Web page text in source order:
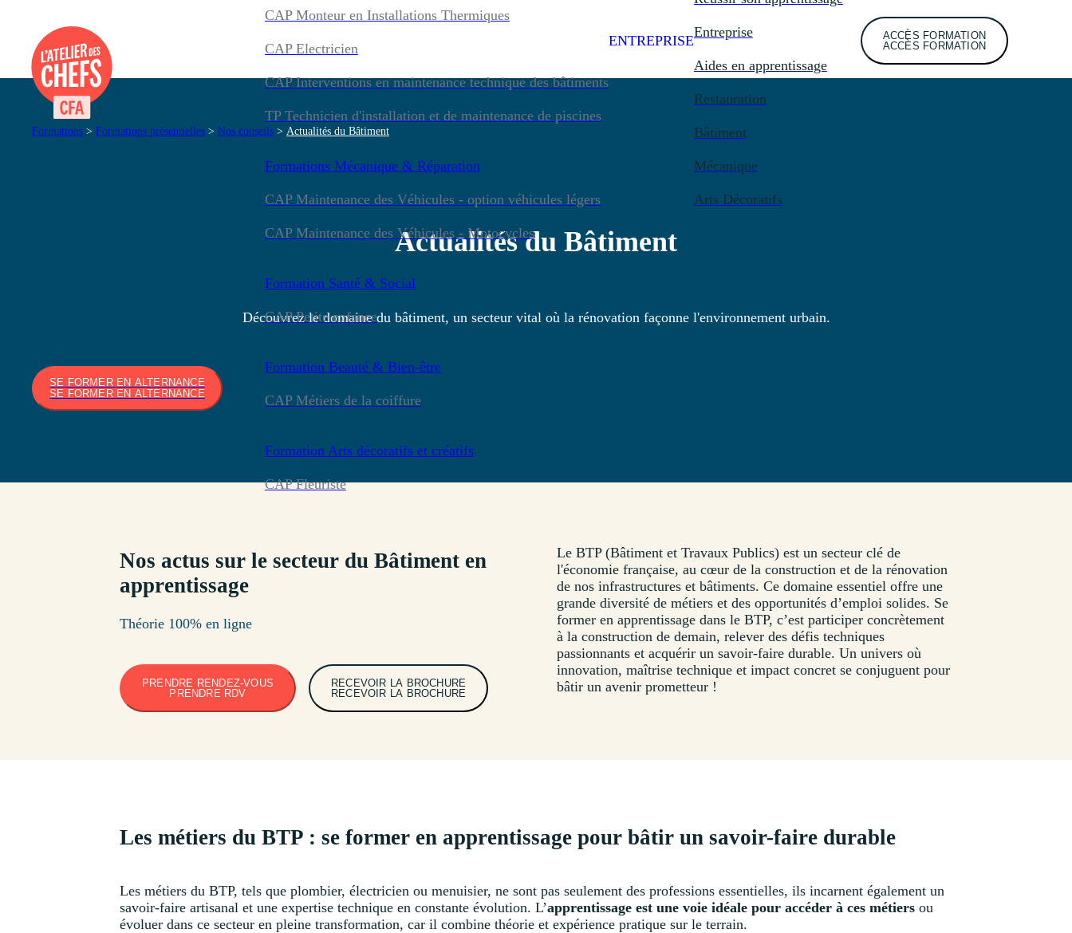
CAP Monteur en Installations Thermiques
CAP Electricien
CAP Interventions en maintenance technique des bâtiments
TP Technicien d'installation et de maintenance de piscines
Formations Mécanique & Réparation
CAP Maintenance des Véhicules - option véhicules légers
CAP Maintenance des Véhicules - Motocycles
Formation Santé & Social
CAP Petite enfance
Formation Beauté & Bien-être
CAP Métiers de la coiffure
Formation Arts décoratifs et créatifs
CAP Fleuriste
ENTREPRISE
Entreprise
Aides en apprentissage
Restauration
Bâtiment
Mécanique
Arts Décoratifs
ACCÈS FORMATION
ACCÈS FORMATION
Formations > Formations présentielles > Nos conseils > Actualités du Bâtiment
Actualités du Bâtiment
Découvrez le domaine du bâtiment, un secteur vital où la rénovation façonne l'environnement urbain.
SE FORMER EN ALTERNANCE
SE FORMER EN ALTERNANCE
Nos actus sur le secteur du Bâtiment en
apprentissage
Théorie 100% en ligne
PRENDRE RENDEZ-VOUS
PRENDRE RDV
RECEVOIR LA BROCHURE
RECEVOIR LA BROCHURE
Le BTP (Bâtiment et Travaux Publics) est un secteur clé de
l'économie française, au cœur de la construction et de la rénovation
de nos infrastructures et bâtiments. Ce domaine essentiel offre une
grande diversité de métiers et des opportunités d’emploi solides. Se
former en apprentissage dans le BTP, c’est participer concrètement
à la construction de demain, relever des défis techniques
passionnants et acquérir un savoir-faire durable. Un univers où
innovation, maîtrise technique et impact concret se conjuguent pour
bâtir un avenir prometteur !
Les métiers du BTP : se former en apprentissage pour bâtir un savoir-faire durable
Les métiers du BTP, tels que plombier, électricien ou menuisier, ne sont pas seulement des professions essentielles, ils incarnent également un
savoir-faire artisanal et une expertise technique en constante évolution. L’apprentissage est une voie idéale pour accéder à ces métiers ou
évoluer dans ce secteur en pleine transformation, car il combine théorie et expérience pratique sur le terrain.